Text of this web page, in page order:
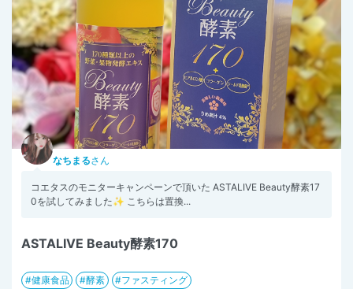
なちまるさん
コエタスのモニターキャンペーンで頂いた ASTALIVE Beauty酵素17
0を試してみました✨ こちらは置換...
ASTALIVE Beauty酵素170
健康食品 酵素
ファスティング